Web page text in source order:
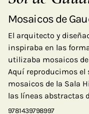
Mosaicos de
El arquitecto y
inspiraba en las
utilizaba mosaicos
Aquí reproducimos el
mosaicos de la Sala
las líneas abstractas
9781439798997